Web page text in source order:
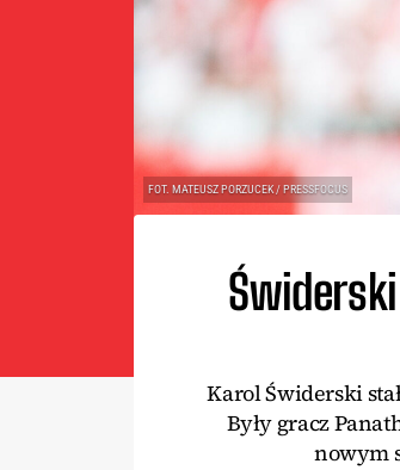
FOT. MATEUSZ PORZUCEK / PRESSFOCUS
Karol Świderski
Były gracz
nowym